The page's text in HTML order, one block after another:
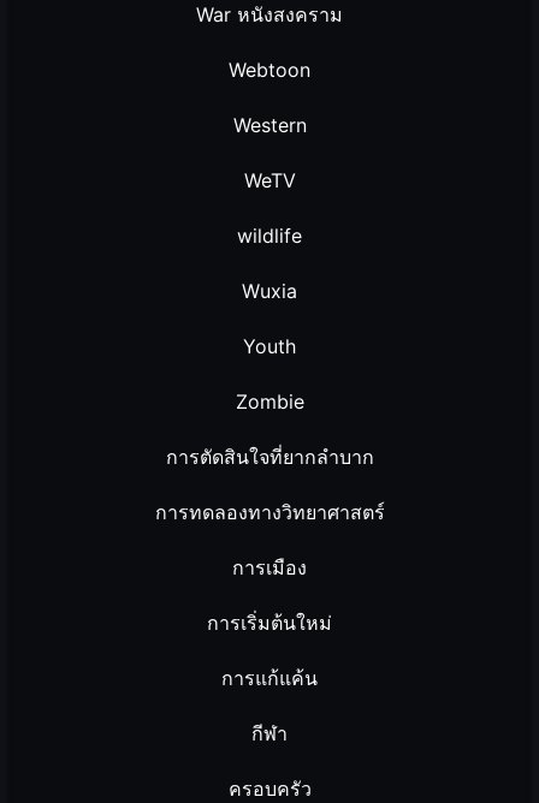
War หนังสงคราม
Webtoon
Western
WeTV
wildlife
Wuxia
Youth
Zombie
การตัดสินใจที่ยากลำบาก
การทดลองทางวิทยาศาสตร์
การเมือง
การเริ่มต้นใหม่
การแก้แค้น
กีฬา
ครอบครัว